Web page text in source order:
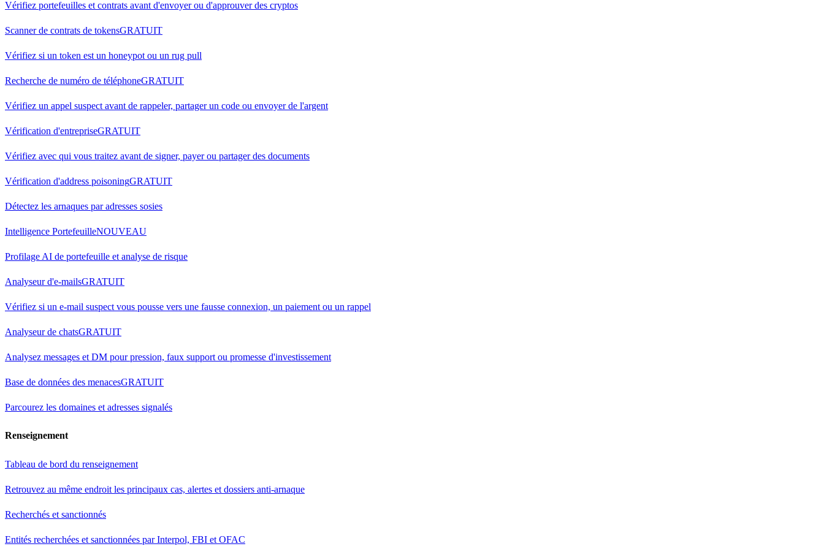
Vérifiez portefeuilles et contrats avant d'envoyer ou d'approuver des cryptos
Scanner de contrats de tokensGRATUIT
Vérifiez si un token est un honeypot ou un rug pull
Recherche de numéro de téléphoneGRATUIT
Vérifiez un appel suspect avant de rappeler, partager un code ou envoyer de l'argent
Vérification d'entrepriseGRATUIT
Vérifiez avec qui vous traitez avant de signer, payer ou partager des documents
Vérification d'address poisoningGRATUIT
Détectez les arnaques par adresses sosies
Intelligence PortefeuilleNOUVEAU
Profilage AI de portefeuille et analyse de risque
Analyseur d'e-mailsGRATUIT
Vérifiez si un e-mail suspect vous pousse vers une fausse connexion, un paiement ou un rappel
Analyseur de chatsGRATUIT
Analysez messages et DM pour pression, faux support ou promesse d'investissement
Base de données des menacesGRATUIT
Parcourez les domaines et adresses signalés
Renseignement
Tableau de bord du renseignement
Retrouvez au même endroit les principaux cas, alertes et dossiers anti-arnaque
Recherchés et sanctionnés
Entités recherchées et sanctionnées par Interpol, FBI et OFAC